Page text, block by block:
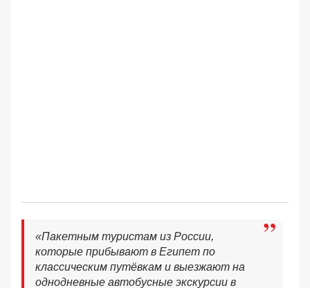
«Пакетным туристам из России,
которые прибывают в Египет по
классическим путёвкам и выезжают на
однодневные автобусные экскурсии в